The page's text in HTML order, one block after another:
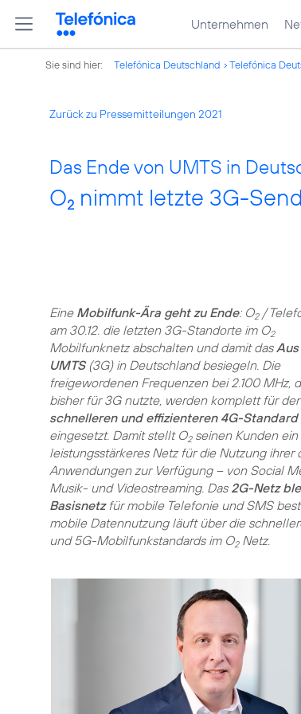
Unternehmen
Sie sind hier: Telefónica Deutschland Telefónica
Zurück zu Pressemitteilungen 2021
Das Ende von UMTS in
O2 nimmt letzte 3G-
Eine Mobilfunk-Ära geht zu Ende: O2/
am 30.12. die letzten 3G-Standorte im O2
Mobilfunknetz abschalten und damit das
UMTS(3G) in Deutschland besiegeln. Die
freigewordenen Frequenzen bei 2.100 MHz,
bisher für 3G nutzte, werden komplett für
schnelleren und effizienteren 4G-Standard
eingesetzt. Damit stellt O2seinen Kunden ein
leistungsstärkeres Netz für die Nutzung ihrer
Anwendungen zur Verfügung – von Social
Musik- und Videostreaming. Das 2G-Netz
Basisnetzfür mobile Telefonie und SMS
mobile Datennutzung läuft über die
und 5G-Mobilfunkstandards im O2Netz.